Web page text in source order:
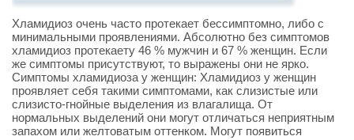
Хламидиоз очень часто протекает бессимптомно, либо с
минимальными проявлениями. Абсолютно без симптомов
хламидиоз протекаету 46 % мужчин и 67 % женщин. Если
же симптомы присутствуют, то выражены они не ярко.
Симптомы хламидиоза у женщин: Хламидиоз у женщин
проявляет себя такими симптомами, как слизистые или
слизисто-гнойные выделения из влагалища. От
нормальных выделений они могут отличаться неприятным
запахом или желтоватым оттенком. Могут появиться